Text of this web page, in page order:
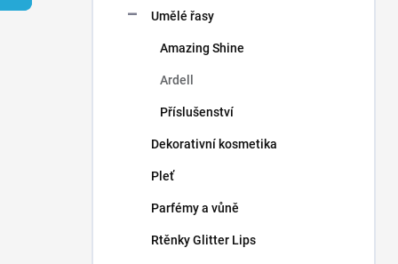
Umělé řasy
Amazing Shine
Ardell
Příslušenství
Dekorativní kosmetika
Pleť
Parfémy a vůně
Rtěnky Glitter Lips